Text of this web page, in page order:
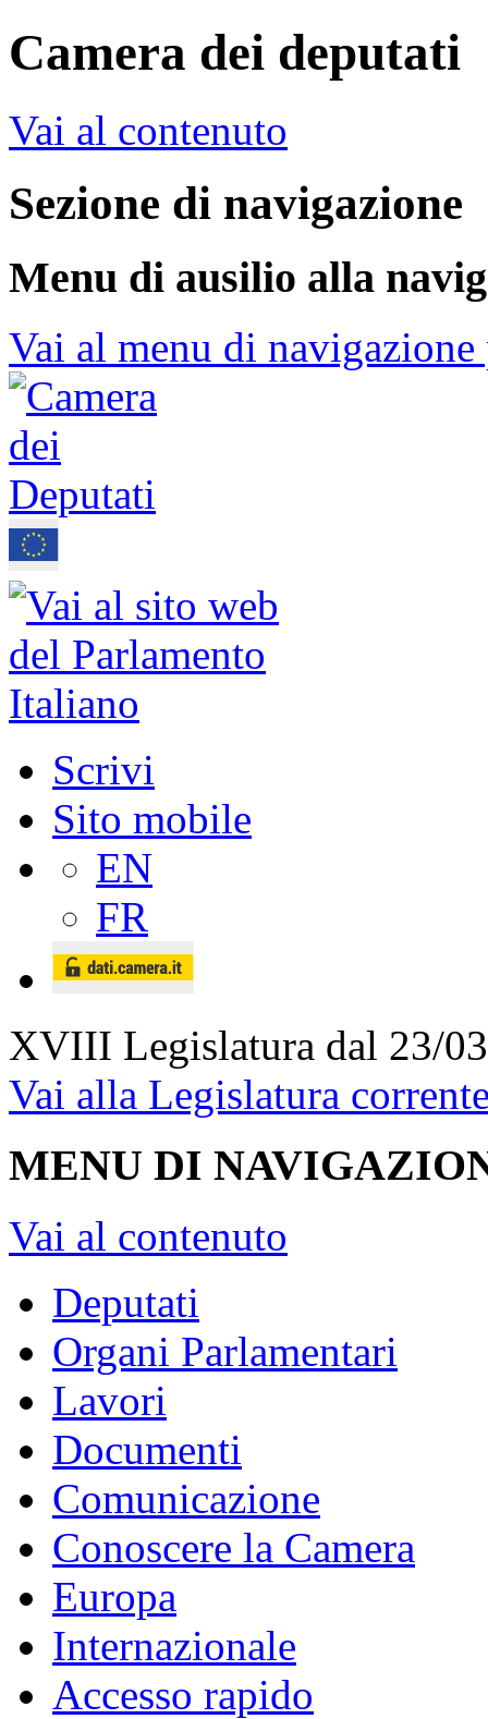
Camera dei deputati
Vai al contenuto
Sezione di navigazione
Menu di ausilio alla
Vai al menu di
Scrivi
Sito mobile
EN
FR
XVIII Legislatura dal 23/
Vai alla Legislatura
MENU DI
Vai al contenuto
Deputati
Organi Parlamentari
Lavori
Documenti
Comunicazione
Conoscere la Camera
Europa
Internazionale
Accesso rapido